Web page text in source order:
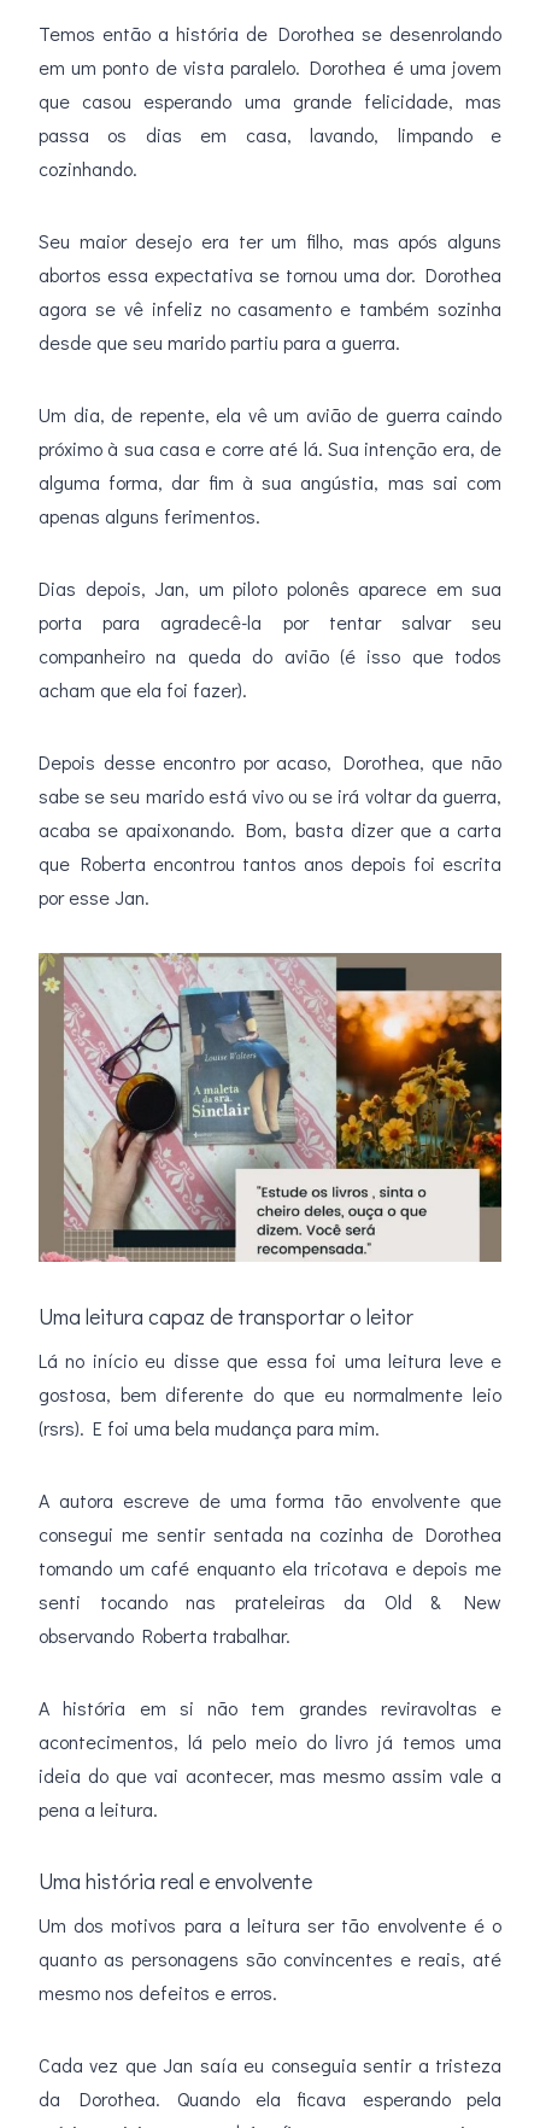
Temos então a história de Dorothea se desenrolando
em um ponto de vista paralelo. Dorothea é uma jovem
que casou esperando uma grande felicidade, mas
passa os dias em casa, lavando, limpando e
cozinhando.
Seu maior desejo era ter um filho, mas após alguns
abortos essa expectativa se tornou uma dor. Dorothea
agora se vê infeliz no casamento e também sozinha
desde que seu marido partiu para a guerra.
Um dia, de repente, ela vê um avião de guerra caindo
próximo à sua casa e corre até lá. Sua intenção era, de
alguma forma, dar fim à sua angústia, mas sai com
apenas alguns ferimentos.
Dias depois, Jan, um piloto polonês aparece em sua
porta para agradecê-la por tentar salvar seu
companheiro na queda do avião (é isso que todos
acham que ela foi fazer).
Depois desse encontro por acaso, Dorothea, que não
sabe se seu marido está vivo ou se irá voltar da guerra,
acaba se apaixonando. Bom, basta dizer que a carta
que Roberta encontrou tantos anos depois foi escrita
por esse Jan.
Uma leitura capaz de transportar o leitor
Lá no início eu disse que essa foi uma leitura leve e
gostosa, bem diferente do que eu normalmente leio
(rsrs). E foi uma bela mudança para mim.
A autora escreve de uma forma tão envolvente que
consegui me sentir sentada na cozinha de Dorothea
tomando um café enquanto ela tricotava e depois me
senti tocando nas prateleiras da Old & New
observando Roberta trabalhar.
A história em si não tem grandes reviravoltas e
acontecimentos, lá pelo meio do livro já temos uma
ideia do que vai acontecer, mas mesmo assim vale a
pena a leitura.
Uma história real e envolvente
Um dos motivos para a leitura ser tão envolvente é o
quanto as personagens são convincentes e reais, até
mesmo nos defeitos e erros.
Cada vez que Jan saía eu conseguia sentir a tristeza
da Dorothea. Quando ela ficava esperando pela